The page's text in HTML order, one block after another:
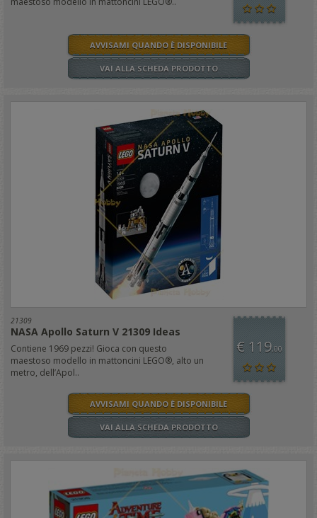
AVVISAMI QUANDO È DISPONIBILE
VAI ALLA SCHEDA PRODOTTO
21309
NASA Apollo Saturn V 21309 Ideas
Contiene 1969 pezzi! Gioca con questo
maestoso modello in mattoncini LEGO®, alto un
metro, dell’Apol..
€ 119,00
AVVISAMI QUANDO È DISPONIBILE
VAI ALLA SCHEDA PRODOTTO